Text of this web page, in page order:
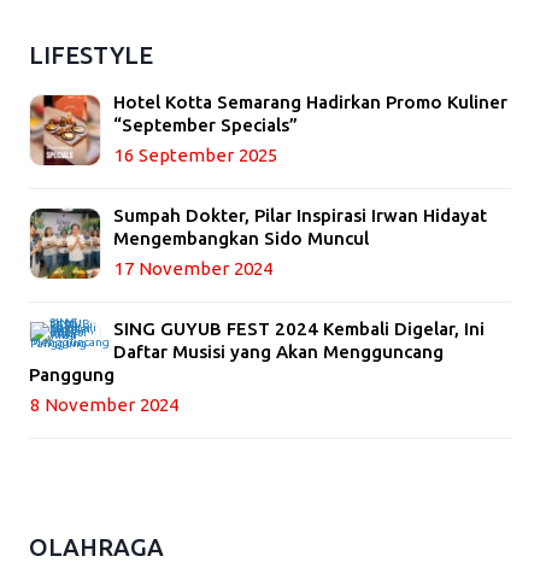
LIFESTYLE
Hotel Kotta Semarang Hadirkan Promo Kuliner
“September Specials”
16 September 2025
Sumpah Dokter, Pilar Inspirasi Irwan Hidayat
Mengembangkan Sido Muncul
17 November 2024
SING GUYUB FEST 2024 Kembali Digelar, Ini
Daftar Musisi yang Akan Mengguncang
Panggung
8 November 2024
OLAHRAGA